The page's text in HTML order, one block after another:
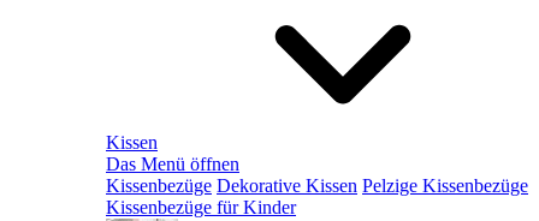
Kissen
Das Menü öffnen
Kissenbezüge Dekorative Kissen Pelzige Kissenbezüge
Kissenbezüge für Kinder